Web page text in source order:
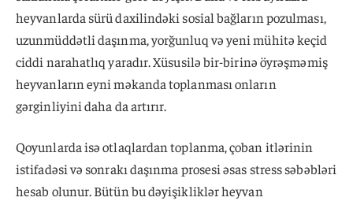
heyvanlarda sürü daxilindəki sosial bağların pozulması,
uzunmüddətli daşınma, yorğunluq və yeni mühitə keçid
ciddi narahatlıq yaradır. Xüsusilə bir-birinə öyrəşməmiş
heyvanların eyni məkanda toplanması onların
gərginliyini daha da artırır.
Qoyunlarda isə otlaqlardan toplanma, çoban itlərinin
istifadəsi və sonrakı daşınma prosesi əsas stress səbəbləri
hesab olunur. Bütün bu dəyişikliklər heyvan